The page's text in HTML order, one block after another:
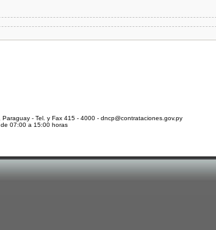
- Tel. y Fax 415 - 4000 - dncp@contrataciones.gov.py
07:00 a 15:00 horas